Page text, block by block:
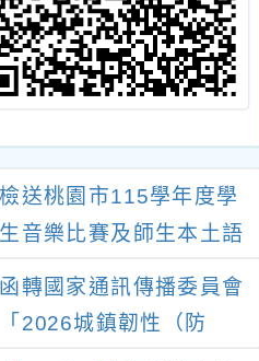
檢送桃園市115學年度學
生音樂比賽及師生本土語
函轉國家通訊傳播委員會
「2026城鎮韌性（防
有關本市114年度校
園性別事件調查專業
人員培訓班第二梯次